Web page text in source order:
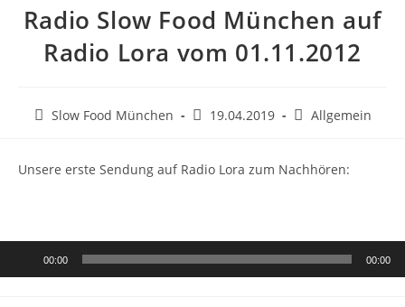
Radio Slow Food München auf
Radio Lora vom 01.11.2012
Slow Food München 19.04.2019 Allgemein
Unsere erste Sendung auf Radio Lora zum Nachhören:
Player
00:00 00:00